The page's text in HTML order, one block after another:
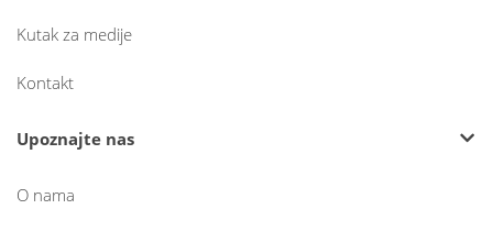
Kutak za medije
Kontakt
Upoznajte nas
O nama